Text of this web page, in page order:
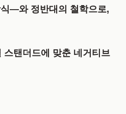
—와 정반대의 철학으로,
탠더드에 맞춘 네거티브